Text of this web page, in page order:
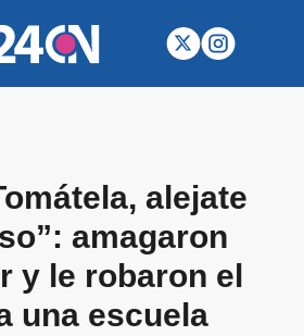
alejate
amagaron
y le robaron el
una escuela